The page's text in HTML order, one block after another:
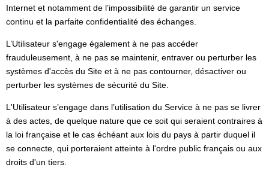
Internet et notamment de l’impossibilité de garantir un service
continu et la parfaite confidentialité des échanges.
L’Utilisateur s'engage également à ne pas accéder
frauduleusement, à ne pas se maintenir, entraver ou perturber les
systèmes d'accès du Site et à ne pas contourner, désactiver ou
perturber les systèmes de sécurité du Site.
L'Utilisateur s’engage dans l’utilisation du Service à ne pas se livrer
à des actes, de quelque nature que ce soit qui seraient contraires à
la loi française et le cas échéant aux lois du pays à partir duquel il
se connecte, qui porteraient atteinte à l'ordre public français ou aux
droits d'un tiers.